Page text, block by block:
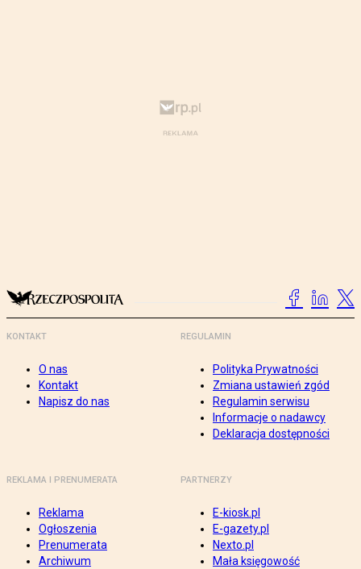
KONTAKT
O nas
Kontakt
Napisz do nas
REGULAMIN
Polityka Prywatności
Zmiana ustawień zgód
Regulamin serwisu
Informacje o nadawcy
Deklaracja dostępności
REKLAMA I PRENUMERATA
Reklama
Ogłoszenia
Prenumerata
Archiwum
PARTNERZY
E-kiosk.pl
E-gazety.pl
Nexto.pl
Mała księgowość